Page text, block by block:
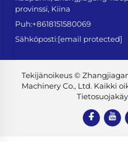
provinssi, Kiina
Puh:+8618151580069
Sähköposti:[email protected]
Tekijänoikeus ©
Machinery Co., Ltd. Kaikki